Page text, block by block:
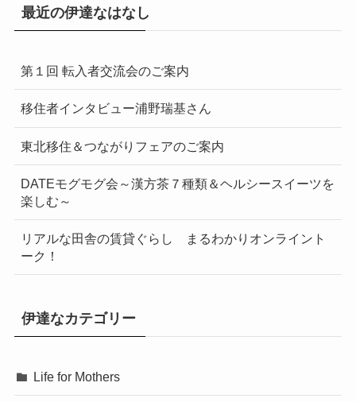
最近の伊達なはなし
第１回 転入者交流会のご案内
移住者インタビュー浦野瑞基さん
東北移住＆つながりフェアのご案内
DATEモグモグ会～漢方茶７種類＆ヘルシースイーツを
楽しむ～
リアルな田舎の賃貸ぐらし まるわかりオンライント
ーク！
伊達なカテゴリー
Life for Mothers